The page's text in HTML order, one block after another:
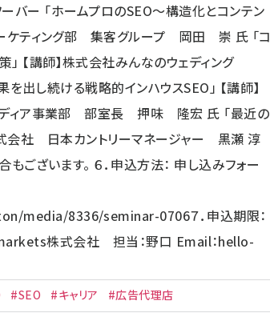
ー 「ホームプロのSEO〜構造化とコンテン
ケティング部 集客グループ 岡田 崇 氏 「コ
【講師】株式会社みんなのウェディング
出し続ける戦略的インハウスSEO」 【講師】
ディア事業部 部室長 押味 隆宏 氏 「最近の
会社 日本カントリーマネージャー 黒瀬 淳
ざいます。 ６．申込方法： 申し込みフォー
media/8336/seminar-0706７．申込期限：
株式会社 担当：野口 Email：hello-
#SEO #キャリア #広告代理店